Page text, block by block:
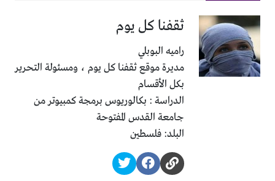
ثقفنا كل يوم
راميه البوبلي
مديرة موقع ثقفنا كل يوم ، ومسئولة التحرير
بكل الأقسام
الدراسة : بكالوريوس برمجة كمبيوتر من
جامعة القدس المفتوحة
البلد: فلسطين